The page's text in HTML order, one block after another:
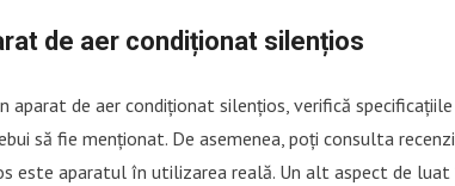
de aer condiționat silențios
aparat de aer condiționat silențios, verifică
să fie menționat. De asemenea, poți consulta
este aparatul în utilizarea reală. Un alt aspect de luat